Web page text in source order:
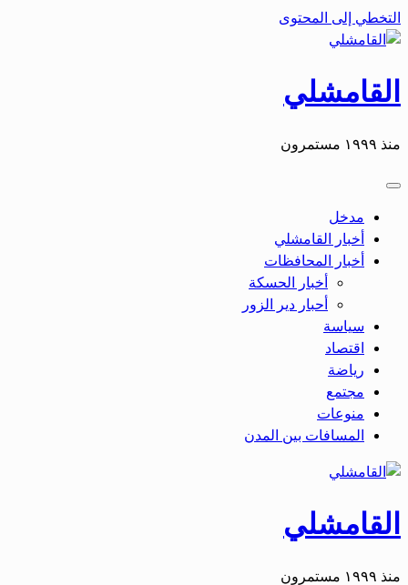
التخطي إلى المحتوى
القامشلي
منذ ١٩٩٩ مستمرون
مدخل
أخبار القامشلي
أخبار المحافظات
أخبار الحسكة
أحبار دير الزور
سياسة
اقتصاد
رياضة
مجتمع
منوعات
المسافات بين المدن
القامشلي
منذ ١٩٩٩ مستمرون